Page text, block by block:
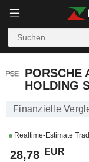
PORSCHE
HOLDING
Finanzielle
Realtime-Estimate
28,78 EUR